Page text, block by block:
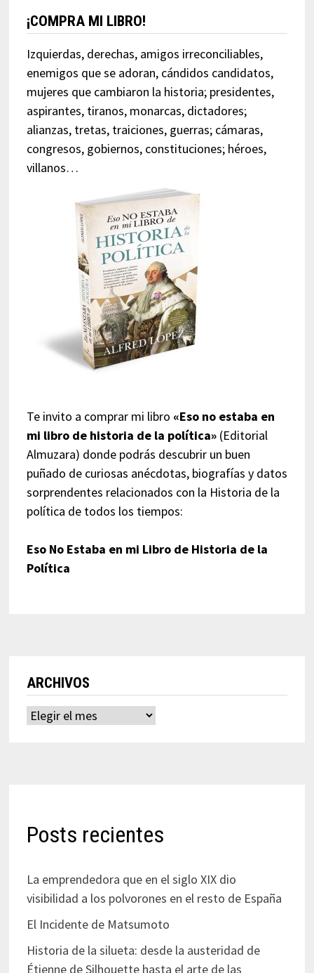
¡COMPRA MI LIBRO!
Izquierdas, derechas, amigos irreconciliables,
enemigos que se adoran, cándidos candidatos,
mujeres que cambiaron la historia; presidentes,
aspirantes, tiranos, monarcas, dictadores;
alianzas, tretas, traiciones, guerras; cámaras,
congresos, gobiernos, constituciones; héroes,
villanos…
Te invito a comprar mi libro «Eso no estaba en
mi libro de historia de la política»(Editorial
Almuzara) donde podrás descubrir un buen
puñado de curiosas anécdotas, biografías y datos
sorprendentes relacionados con la Historia de la
política de todos los tiempos:
Eso No Estaba en mi Libro de Historia de la
Política
ARCHIVOS
Archivos
Posts recientes
La emprendedora que en el siglo XIX dio
visibilidad a los polvorones en el resto de España
El Incidente de Matsumoto
Historia de la silueta: desde la austeridad de
Étienne de Silhouette hasta el arte de las